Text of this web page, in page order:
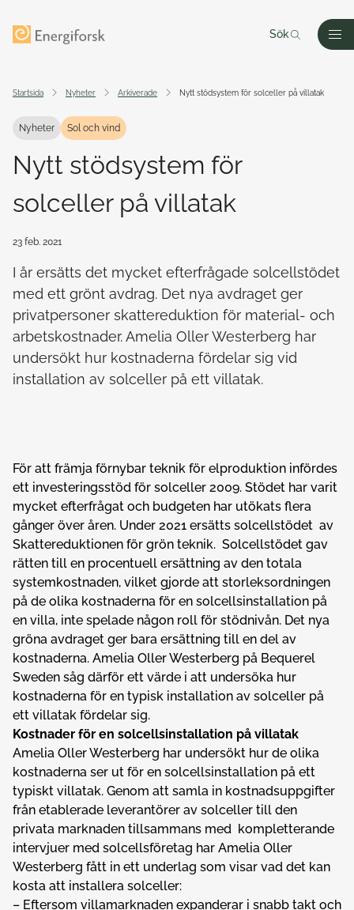
Sök
Startsida Nyheter Arkiverade Nytt stödsystem för solceller på villatak
Nyheter Sol och vind
Nytt stödsystem för
solceller på villatak
23 feb. 2021
I år ersätts det mycket efterfrågade solcellstödet
med ett grönt avdrag. Det nya avdraget ger
privatpersoner skattereduktion för material- och
arbetskostnader. Amelia Oller Westerberg har
undersökt hur kostnaderna fördelar sig vid
installation av solceller på ett villatak.
För att främja förnybar teknik för elproduktion infördes
ett investeringsstöd för solceller 2009. Stödet har varit
mycket efterfrågat och budgeten har utökats flera
gånger över åren. Under 2021 ersätts solcellstödet av
Skattereduktionen för grön teknik. Solcellstödet gav
rätten till en procentuell ersättning av den totala
systemkostnaden, vilket gjorde att storleksordningen
på de olika kostnaderna för en solcellsinstallation på
en villa, inte spelade någon roll för stödnivån. Det nya
gröna avdraget ger bara ersättning till en del av
kostnaderna. Amelia Oller Westerberg på Bequerel
Sweden såg därför ett värde i att undersöka hur
kostnaderna för en typisk installation av solceller på
ett villatak fördelar sig.
Kostnader för en solcellsinstallation på villatak
Amelia Oller Westerberg har undersökt hur de olika
kostnaderna ser ut för en solcellsinstallation på ett
typiskt villatak. Genom att samla in kostnadsuppgifter
från etablerade leverantörer av solceller till den
privata marknaden tillsammans med kompletterande
intervjuer med solcellsföretag har Amelia Oller
Westerberg fått in ett underlag som visar vad det kan
kosta att installera solceller:
– Eftersom villamarknaden expanderar i snabb takt och